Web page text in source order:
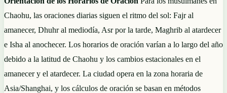
Chaohu, las oraciones diarias siguen el ritmo del sol: Fajr al
amanecer, Dhuhr al mediodía, Asr por la tarde, Maghrib al atardecer
e Isha al anochecer. Los horarios de oración varían a lo largo del año
debido a la latitud de Chaohu y los cambios estacionales en el
amanecer y el atardecer. La ciudad opera en la zona horaria de
Asia/Shanghai, y los cálculos de oración se basan en métodos